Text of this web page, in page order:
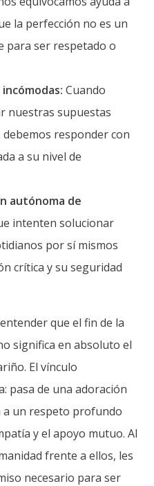
la perfección no es un
para ser respetado o
Cuando
nuestras supuestas
debemos responder con
a su nivel de
autónoma de
intenten solucionar
por sí mismos
crítica y su seguridad
que el fin de la
significa en absoluto el
El vínculo
pasa de una adoración
a un respeto profundo
y el apoyo mutuo. Al
frente a ellos, les
necesario para ser